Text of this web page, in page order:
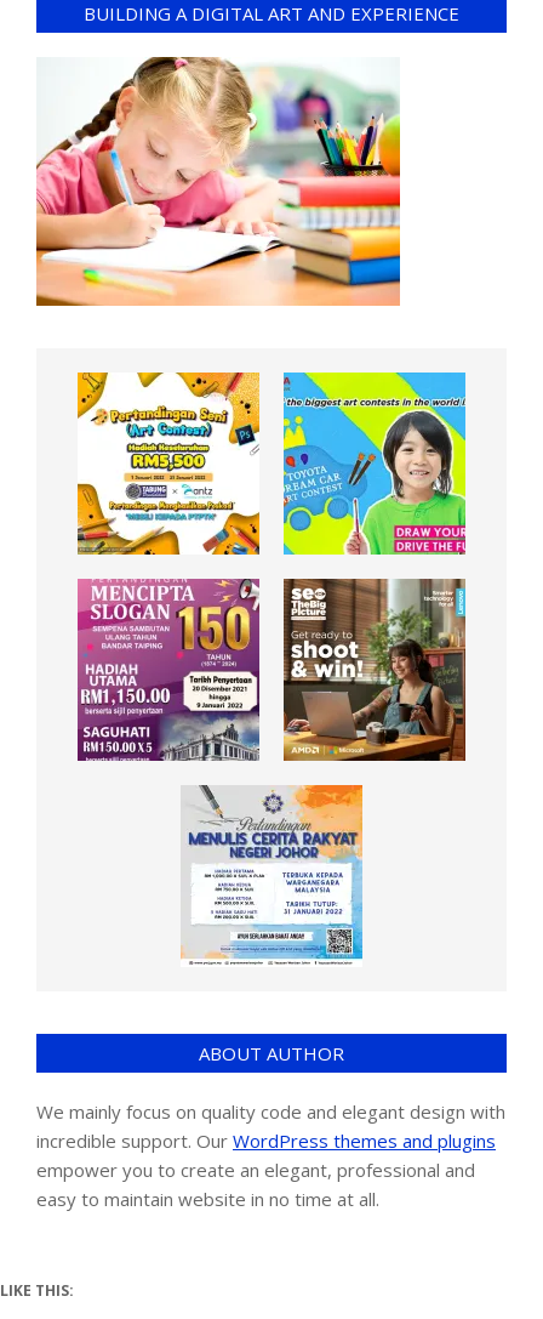
BUILDING A DIGITAL ART AND EXPERIENCE
ABOUT AUTHOR
We mainly focus on quality code and elegant design with
incredible support. Our WordPress themes and plugins
empower you to create an elegant, professional and
easy to maintain website in no time at all.
LIKE THIS: